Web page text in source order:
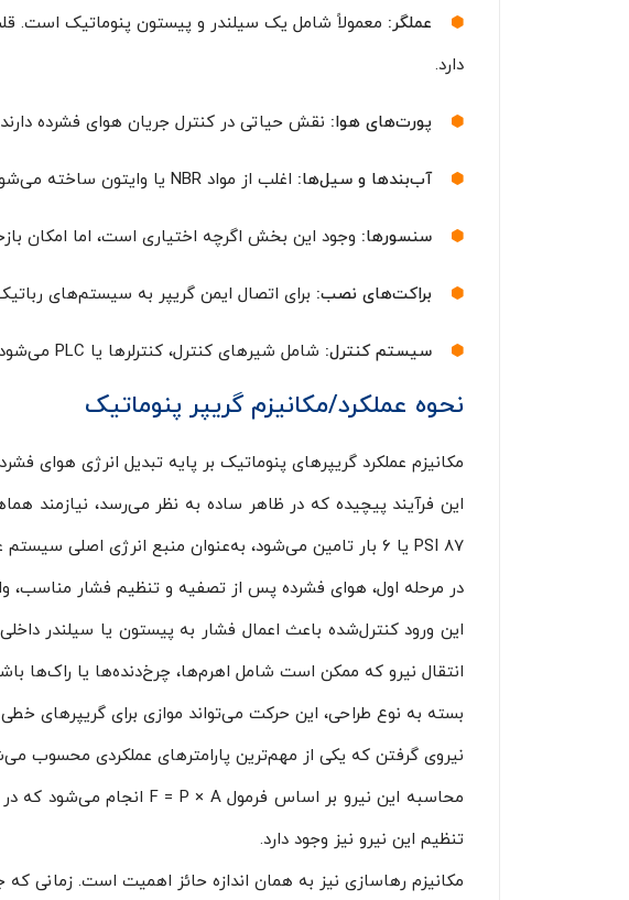
عملگر: معمولاً شامل یک سیلندر و پیستون پنوماتیک است.
دارد.
پورت‌های هوا: نقش حیاتی در کنترل جریان هوای فشرده
آب‌بندها و سیل‌ها: اغلب از مواد NBR یا وایتون ساخته می‌شوند، از نشتی هوا جلوگیری کرده و عمر مفید سیستم را افزایش می‌دهند.
سنسورها: وجود این بخش اگرچه اختیاری است، اما امکان
براکت‌های نصب: برای اتصال ایمن گریپر به سیستم‌های
سیستم کنترل: شامل شیرهای کنترل، کنترلرها یا PLC می‌شود و هماهنگی کلی عملیات را بر عهده دارد.
نحوه عملکرد/مکانیزم گریپر پنوماتیک
مکانیزم عملکرد گریپرهای پنوماتیک بر پایه تبدیل انرژی هوای
این فرآیند پیچیده که در ظاهر ساده به نظر می‌رسد، نیازمند
۸۷ PSI یا ۶ بار تامین می‌شود، به‌عنوان منبع انرژی اصلی سیستم عمل کرده و از طریق شیرهای کنترل تنظیم و هدایت می‌شود.
در مرحله اول، هوای فشرده پس از تصفیه و تنظیم فشار مناسب،
این ورود کنترل‌شده باعث اعمال فشار به پیستون یا سیلندر
انتقال نیرو که ممکن است شامل اهرم‌ها، چرخ‌دنده‌ها یا راک‌ها
بسته به نوع طراحی، این حرکت می‌تواند موازی برای گریپرهای
نیروی گرفتن که یکی از مهم‌ترین پارامترهای عملکردی محسوب
تنظیم این نیرو نیز وجود دارد.
مکانیزم رهاسازی نیز به همان اندازه حائز اهمیت است.